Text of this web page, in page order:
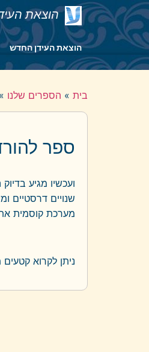
הוצאת
הוצאת העידן החדש
בית » הספרים שלנו »
ספר
ועכשיו מגיע
שנויים דרסטיים
מערכת קוסמית
ניתן לקרוא